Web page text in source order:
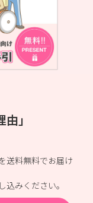
」
送料無料でお届け
みください。